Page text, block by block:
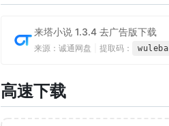
来塔小说 1.3.4 去广告版下载
来源：诚通网盘 提取码： wuleba
高速下载